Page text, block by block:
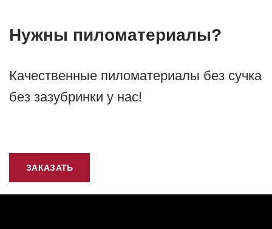
Нужны пиломатериалы?
Качественные пиломатериалы без сучка
без зазубринки у нас!
ЗАКАЗАТЬ